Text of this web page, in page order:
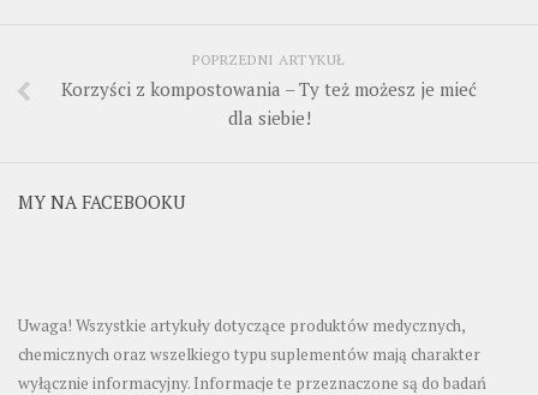
POPRZEDNI ARTYKUŁ
Korzyści z kompostowania – Ty też możesz je mieć
dla siebie!
MY NA FACEBOOKU
Uwaga! Wszystkie artykuły dotyczące produktów medycznych,
chemicznych oraz wszelkiego typu suplementów mają charakter
wyłącznie informacyjny. Informacje te przeznaczone są do badań